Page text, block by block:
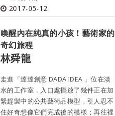
2017-05-12
喚醒內在純真的小孩！藝術家的
奇幻旅程
林舜龍
走進「達達創意 DADA IDEA 」位在淡
水的工作室，入口處擺放了幾件正在加
緊趕製中的公共藝術品模型，引人忍不
住好奇想像它們完成後的模樣；再往裡